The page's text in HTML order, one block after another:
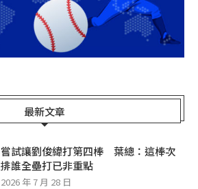
最新文章
嘗試讓劉俊緯打第四棒 葉總：這棒次
排誰全壘打已非重點
2026 年 7 月 28 日